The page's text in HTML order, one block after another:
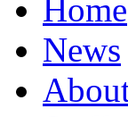
Home
News